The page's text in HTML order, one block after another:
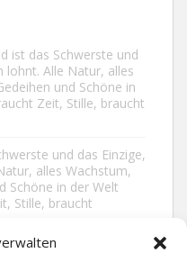
ist das Schwerste und
lohnt. Alle Natur, alles
und Schöne in
Zeit, Stille, braucht
und das Einzige,
alles Wachstum,
Schöne in der Welt
Stille, braucht
in unserem Leben